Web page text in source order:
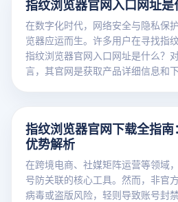
指纹浏览器官网入口网址是
在数字化时代，网络安全与隐私保
览器应运而生。许多用户在寻找指
指纹浏览器官网入口网址是什么？
言，其官网是获取产品详细信息和
指纹浏览器官网下载全指
优势解析
在跨境电商、社媒矩阵运营等领域
号防关联的核心工具。然而，非官
病毒或盗版风险，轻则导致账号封